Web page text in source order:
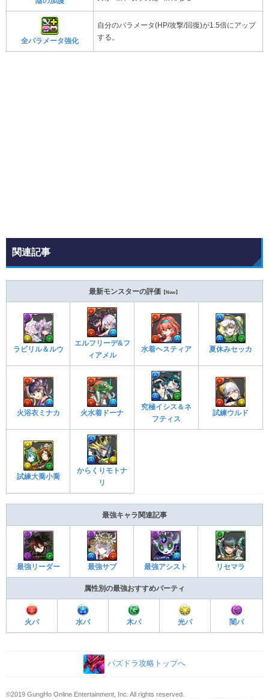
全パラメータ強化
自分のパラメータ(HP/攻撃/回復)が1.5倍にアップ
する。
関連記事
最新モンスターの評価 【New】
ラビリル＆ルウ
エルフリーデ&フ
ィアメル
水着ヘスティア 夏休みセッカ
火浴衣ミナカ 火水着ドーナ
究極イシス＆ネ
フティス
試練ウルド
試練大喬小喬
からくりモトナ
リ
最強キャラ関連記事
最強リーダー 最強サブ 最強アシスト リセマラ
属性別の最強おすすめパーティ
火パ 水パ 木パ 光パ 闇パ
パズドラ攻略トップへ
©2019 GungHo Online Entertainment, Inc. All rights reserved.